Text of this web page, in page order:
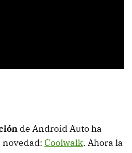
de Android Auto ha
Coolwalk. Ahora la